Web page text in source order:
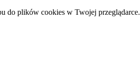
do plików cookies w Twojej przeglądarce.